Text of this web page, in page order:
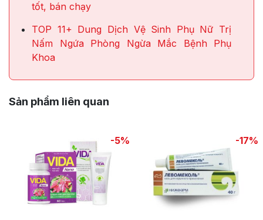
tốt, bán chạy
TOP 11+ Dung Dịch Vệ Sinh Phụ Nữ Trị
Nấm Ngứa Phòng Ngừa Mắc Bệnh Phụ
Khoa
Sản phẩm liên quan
-5% -17%